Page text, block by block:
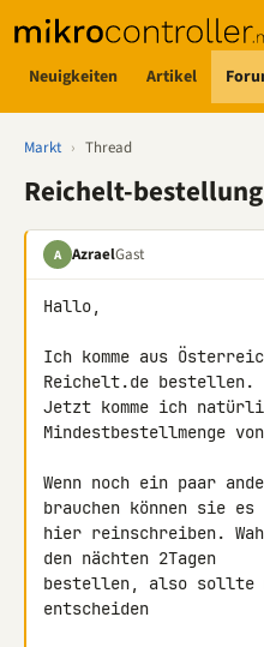
Neuigkeiten Artikel
Markt › Thread
Reichelt-
A AzraelGast
Hallo,
Ich komme aus
Reichelt.de bestellen.
Jetzt komme ich
Mindestbestellmenge
Wenn noch ein paar
brauchen können sie
hier reinschreiben.
den nächten 2Tagen
bestellen, also sollte
entscheiden